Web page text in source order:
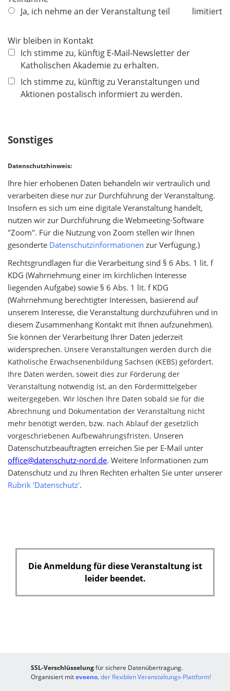
f
c
h
t
f
e
Ja, ich nehme an der Veranstaltung teil limitiert
Wir bleiben in Kontakt
Ich stimme zu, künftig E-Mail-Newsletter der
Katholischen Akademie zu erhalten.
Ich stimme zu, künftig zu Veranstaltungen und
Aktionen postalisch informiert zu werden.
Sonstiges
Datenschutzhinweis:
Ihre hier erhobenen Daten behandeln wir vertraulich und
verarbeiten diese nur zur Durchführung der Veranstaltung.
Insofern es sich um eine digitale Veranstaltung handelt,
nutzen wir zur Durchführung die Webmeeting-Software
"Zoom". Für die Nutzung von Zoom stellen wir Ihnen
gesonderte Datenschutzinformationen zur Verfügung.)
Rechtsgrundlagen für die Verarbeitung sind § 6 Abs. 1 lit. f
KDG (Wahrnehmung einer im kirchlichen Interesse
liegenden Aufgabe) sowie § 6 Abs. 1 lit. f KDG
(Wahrnehmung berechtigter Interessen, basierend auf
unserem Interesse, die Veranstaltung durchzuführen und in
diesem Zusammenhang Kontakt mit Ihnen aufzunehmen).
Sie können der Verarbeitung Ihrer Daten jederzeit
widersprechen. Unsere Veranstaltungen werden durch die
Katholische Erwachsenenbildung Sachsen (KEBS) gefördert.
Ihre Daten werden, soweit dies zur Förderung der
Veranstaltung notwendig ist, an den Fördermittelgeber
weitergegeben. Wir löschen Ihre Daten sobald sie für die
Abrechnung und Dokumentation der Veranstaltung nicht
mehr benötigt werden, bzw. nach Ablauf der gesetzlich
vorgeschriebenen Aufbewahrungsfristen. Unseren
Datenschutzbeauftragten erreichen Sie per E-Mail unter
office@datenschutz-nord.de. Weitere Informationen zum
Datenschutz und zu Ihren Rechten erhalten Sie unter unserer
Rubrik 'Datenschutz'.
Die Anmeldung für diese Veranstaltung ist
leider beendet.
SSL-Verschlüsselungfür sichere Datenübertragung.
Organisiert miteveeno, der flexiblen Veranstaltungs-Plattform!